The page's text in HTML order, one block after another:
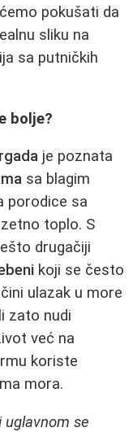
pokušati da
sliku na
sa putničkih
bolje?
je poznata
sa blagim
porodice sa
toplo. S
drugačiji
koji se često
ulazak u more
zato nudi
već na
koriste
mora.
uglavnom se